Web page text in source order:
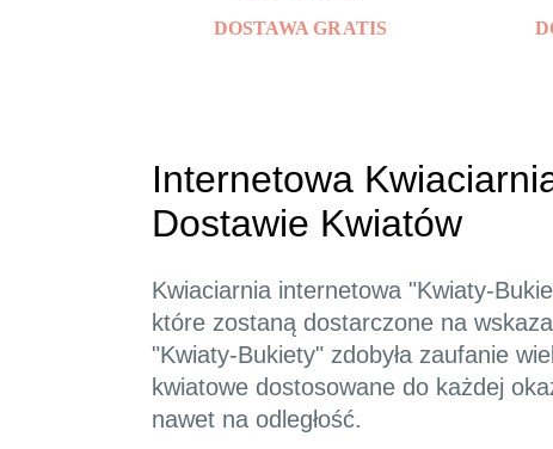
DOSTAWA GRATIS
Internetowa
Dostawie Kwiatów
Kwiaciarnia internetowa "Kwiaty-
które zostaną dostarczone na
"Kwiaty-Bukiety" zdobyła zaufanie
kwiatowe dostosowane do każdej
nawet na odległość.